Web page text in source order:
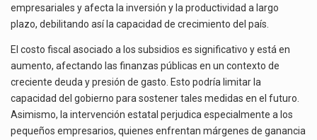
empresariales y afecta la inversión y la productividad a largo
plazo, debilitando así la capacidad de crecimiento del país.
El costo fiscal asociado a los subsidios es significativo y está en
aumento, afectando las finanzas públicas en un contexto de
creciente deuda y presión de gasto. Esto podría limitar la
capacidad del gobierno para sostener tales medidas en el futuro.
Asimismo, la intervención estatal perjudica especialmente a los
pequeños empresarios, quienes enfrentan márgenes de ganancia